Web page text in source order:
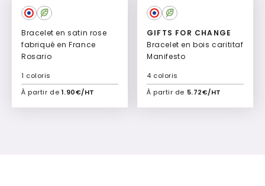
Bracelet en satin rose
fabriqué en France
Rosario
À partir de 1.90€/HT
1 coloris
Ajouter à mon devis
Culte
GIFTS FOR CHANGE
Bracelet en bois carititaf
Manifesto
À partir de 5.72€/HT
4 coloris
Ajouter à mon devis